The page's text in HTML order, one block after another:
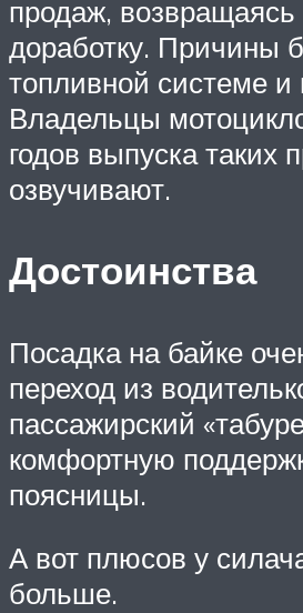
продаж, возвращаясь
доработку. Причины
топливной системе и
Владельцы
годов выпуска таких
озвучивают.
Достоинства
Посадка на байке
переход из
пассажирский
комфортную
поясницы.
А вот плюсов у
больше.